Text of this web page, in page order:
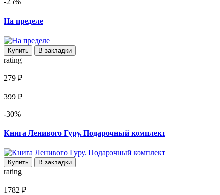
-25%
На пределе
Купить В закладки
rating
279 ₽
399 ₽
-30%
Книга Ленивого Гуру. Подарочный комплект
Купить В закладки
rating
1782 ₽